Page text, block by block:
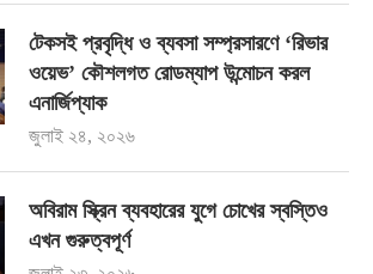
টেকসই প্রবৃদ্ধি ও ব্যবসা সম্প্রসারণে ‘রিভার
ওয়েভ’ কৌশলগত রোডম্যাপ উন্মোচন করল
এনার্জিপ্যাক
জুলাই ২৪, ২০২৬
অবিরাম স্ক্রিন ব্যবহারের যুগে চোখের স্বস্তিও
এখন গুরুত্বপূর্ণ